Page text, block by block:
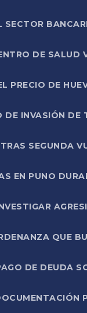
DE SALUD
PRECIO DE
INVASIÓN DE
SEGUNDA
EN PUNO
QUE
DE DEUDA